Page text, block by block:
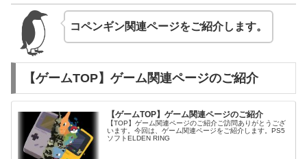
コペンギン関連ページをご紹介します。
【ゲームTOP】ゲーム関連ページのご紹介
【ゲームTOP】ゲーム関連ページのご紹介
【TOP】ゲーム関連ページのご紹介ご訪問ありがとうござ
います。今回は、ゲーム関連ページをご紹介します。PS5
ソフトELDEN RING